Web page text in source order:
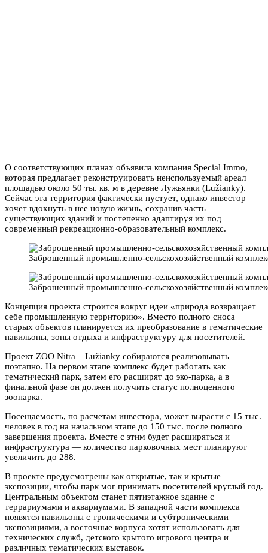
О соответствующих планах объявила компания Special Immo,
которая предлагает реконструировать неиспользуемый ареал
площадью около 50 ты. кв. м в деревне Лужьянки (Lužianky).
Сейчас эта территория фактически пустует, однако инвестор
хочет вдохнуть в нее новую жизнь, сохранив часть
существующих зданий и постепенно адаптируя их под
современный рекреационно-образовательный комплекс.
Заброшенный промышленно-сельскохозяйственный
Заброшенный промышленно-сельскохозяйственный
Концепция проекта строится вокруг идеи «природа возвращает
себе промышленную территорию». Вместо полного сноса
старых объектов планируется их преобразование в тематические
павильоны, зоны отдыха и инфраструктуру для посетителей.
Проект ZOO Nitra – Lužianky собираются реализовывать
поэтапно. На первом этапе комплекс будет работать как
тематический парк, затем его расширят до эко-парка, а в
финальной фазе он должен получить статус полноценного
зоопарка.
Посещаемость, по расчетам инвестора, может вырасти с 15 тыс.
человек в год на начальном этапе до 150 тыс. после полного
завершения проекта. Вместе с этим будет расширяться и
инфраструктура — количество парковочных мест планируют
увеличить до 288.
В проекте предусмотрены как открытые, так и крытые
экспозиции, чтобы парк мог принимать посетителей круглый год.
Центральным объектом станет пятиэтажное здание с
террариумами и аквариумами. В западной части комплекса
появятся павильоны с тропическими и субтропическими
экспозициями, а восточные корпуса хотят использовать для
технических служб, детского крытого игрового центра и
различных тематических выставок.